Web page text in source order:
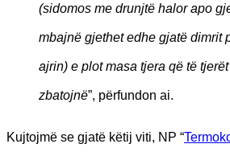
(sidomos me drunjtë halor apo
mbajnë gjethet edhe gjatë dimrit
ajrin) e plot masa tjera që të
zbatojnë”, përfundon ai.
Kujtojmë se gjatë këtij viti, NP “